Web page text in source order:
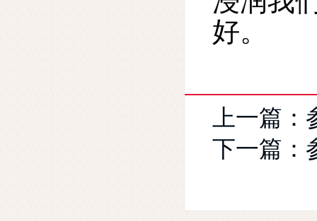
好。
上一篇
下一篇：